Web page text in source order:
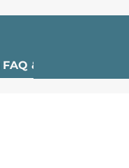
FAQ & co